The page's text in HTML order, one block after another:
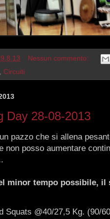
Nessun commento:
Circuiti
Day 28-08-2013
pazzo che si allena
non posso aumentare
minor tempo possibile, il
Squats @40/27,5 Kg. (90/